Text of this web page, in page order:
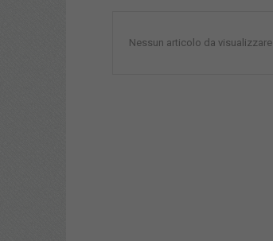
Nessun articolo da visualizzare